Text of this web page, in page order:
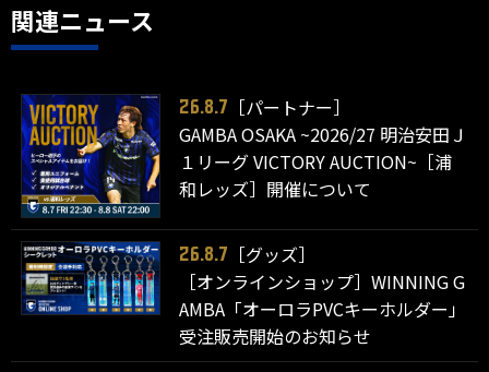
関連ニュース
26.8.7
［パートナー］
GAMBA OSAKA ~2026/27 明治安田Ｊ
１リーグ VICTORY AUCTION~［浦
和レッズ］開催について
26.8.7
［グッズ］
［オンラインショップ］WINNING G
AMBA「オーロラPVCキーホルダー」
受注販売開始のお知らせ